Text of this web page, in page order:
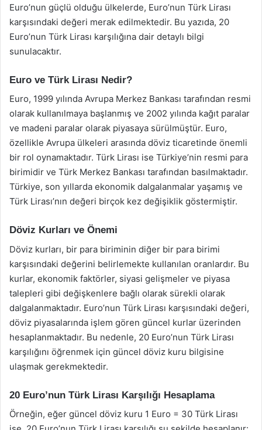
Euro’nun güçlü olduğu ülkelerde, Euro’nun Türk Lirası
karşısındaki değeri merak edilmektedir. Bu yazıda, 20
Euro’nun Türk Lirası karşılığına dair detaylı bilgi
sunulacaktır.
Euro ve Türk Lirası Nedir?
Euro, 1999 yılında Avrupa Merkez Bankası tarafından resmi
olarak kullanılmaya başlanmış ve 2002 yılında kağıt paralar
ve madeni paralar olarak piyasaya sürülmüştür. Euro,
özellikle Avrupa ülkeleri arasında döviz ticaretinde önemli
bir rol oynamaktadır. Türk Lirası ise Türkiye’nin resmi para
birimidir ve Türk Merkez Bankası tarafından basılmaktadır.
Türkiye, son yıllarda ekonomik dalgalanmalar yaşamış ve
Türk Lirası’nın değeri birçok kez değişiklik göstermiştir.
Döviz Kurları ve Önemi
Döviz kurları, bir para biriminin diğer bir para birimi
karşısındaki değerini belirlemekte kullanılan oranlardır. Bu
kurlar, ekonomik faktörler, siyasi gelişmeler ve piyasa
talepleri gibi değişkenlere bağlı olarak sürekli olarak
dalgalanmaktadır. Euro’nun Türk Lirası karşısındaki değeri,
döviz piyasalarında işlem gören güncel kurlar üzerinden
hesaplanmaktadır. Bu nedenle, 20 Euro’nun Türk Lirası
karşılığını öğrenmek için güncel döviz kuru bilgisine
ulaşmak gerekmektedir.
20 Euro’nun Türk Lirası Karşılığı Hesaplama
Örneğin, eğer güncel döviz kuru 1 Euro = 30 Türk Lirası